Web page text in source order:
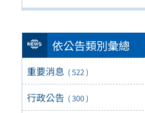
依公告類別彙總
重要消息 ( 522 )
行政公告 ( 300 )